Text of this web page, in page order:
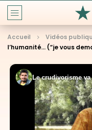
Accueil Vidéos
l’humanité… (“je vous